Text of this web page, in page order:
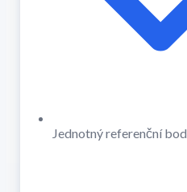
Jednotný referenční bod